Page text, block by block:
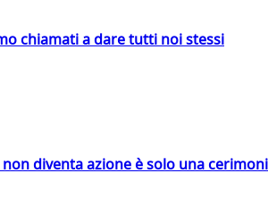
chiamati a dare tutti noi stessi
diventa azione è solo una